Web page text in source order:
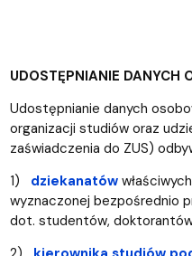
UDOSTĘPNIANIE
Udostępnianie danych
organizacji studiów oraz
zaświadczenia do ZUS)
1) dziekanatów
wyznaczonej bezpośrednio
dot. studentów,